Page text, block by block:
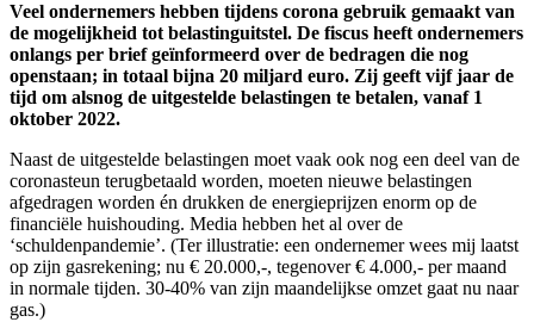
Veel ondernemers hebben tijdens corona gebruik gemaakt van
de mogelijkheid tot belastinguitstel. De fiscus heeft ondernemers
onlangs per brief geïnformeerd over de bedragen die nog
openstaan; in totaal bijna 20 miljard euro. Zij geeft vijf jaar de
tijd om alsnog de uitgestelde belastingen te betalen, vanaf 1
oktober 2022.
Naast de uitgestelde belastingen moet vaak ook nog een deel van de
coronasteun terugbetaald worden, moeten nieuwe belastingen
afgedragen worden én drukken de energieprijzen enorm op de
financiële huishouding. Media hebben het al over de
‘schuldenpandemie’. (Ter illustratie: een ondernemer wees mij laatst
op zijn gasrekening; nu € 20.000,-, tegenover € 4.000,- per maand
in normale tijden. 30-40% van zijn maandelijkse omzet gaat nu naar
gas.)